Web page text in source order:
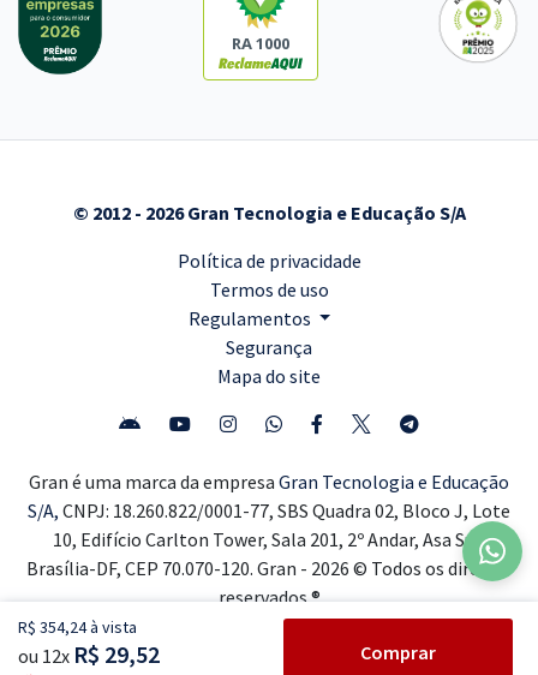
R$ 354,24 à vista
ou 12x R$ 29,52 Comprar
RA 1000
© 2012 - 2026 Gran Tecnologia e Educação S/A
Política de privacidade
Termos de uso
Regulamentos
Segurança
Mapa do site
Gran é uma marca da empresa Gran Tecnologia e Educação
S/A, CNPJ: 18.260.822/0001-77, SBS Quadra 02, Bloco J, Lote
10, Edifício Carlton Tower, Sala 201, 2º Andar, Asa Sul,
Brasília-DF, CEP 70.070-120. Gran - 2026 © Todos os direitos
reservados ®